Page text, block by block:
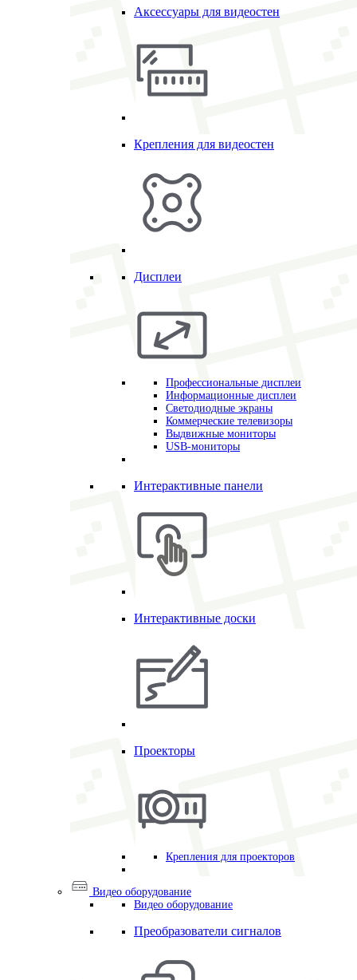
Аксессуары для видеостен
Крепления для видеостен
Дисплеи
Профессиональные дисплеи
Информационные дисплеи
Светодиодные экраны
Коммерческие телевизоры
Выдвижные мониторы
USB-мониторы
Интерактивные панели
Интерактивные доски
Проекторы
Крепления для проекторов
Видео оборудование
Видео оборудование
Преобразователи сигналов